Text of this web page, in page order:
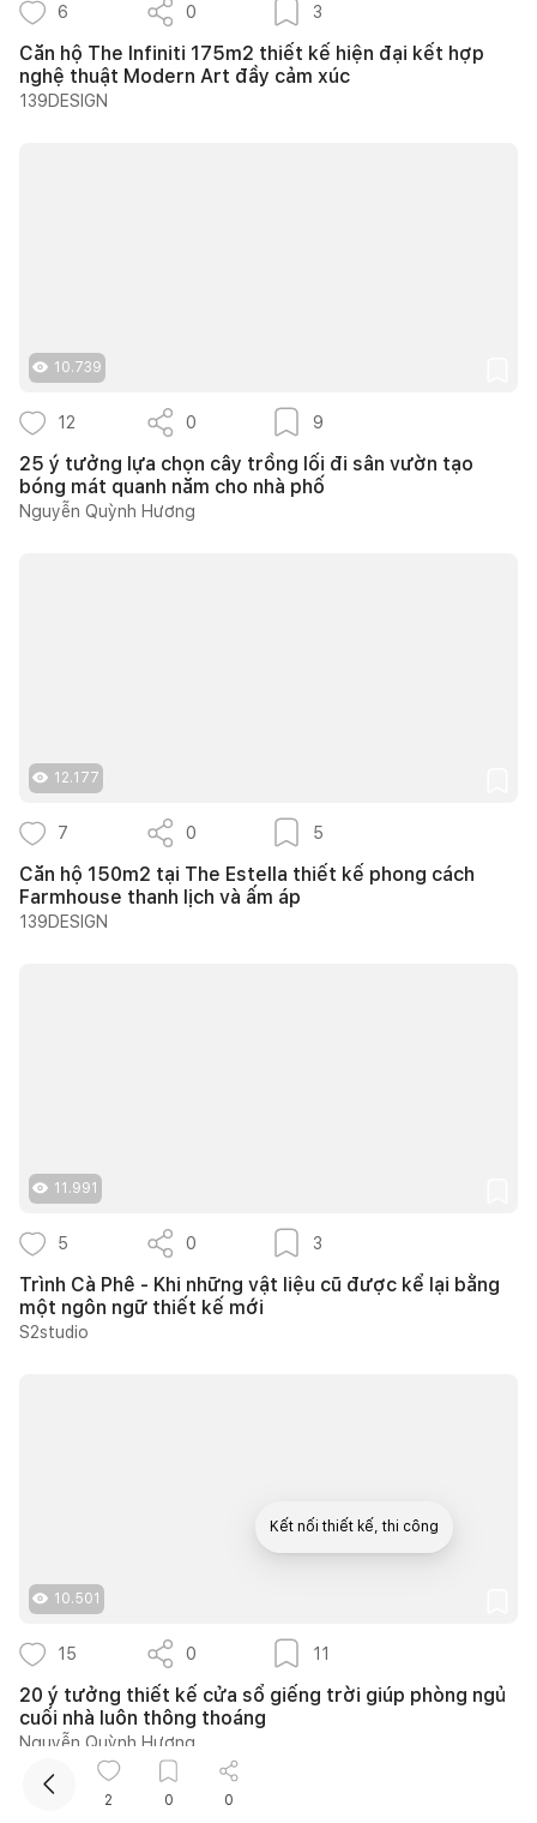
6 0 3
Căn hộ The Infiniti 175m2 thiết kế hiện đại kết hợp
nghệ thuật Modern Art đầy cảm xúc
139DESIGN
10.739
12 0 9
25 ý tưởng lựa chọn cây trồng lối đi sân vườn tạo
bóng mát quanh năm cho nhà phố
Nguyễn Quỳnh Hương
12.177
7 0 5
Căn hộ 150m2 tại The Estella thiết kế phong cách
Farmhouse thanh lịch và ấm áp
139DESIGN
11.991
5 0 3
Trình Cà Phê - Khi những vật liệu cũ được kể lại bằng
một ngôn ngữ thiết kế mới
S2studio
10.501
15 0 11
20 ý tưởng thiết kế cửa sổ giếng trời giúp phòng ngủ
cuối nhà luôn thông thoáng
Nguyễn Quỳnh Hương
2 0 0
Kết nối thiết kế, thi công